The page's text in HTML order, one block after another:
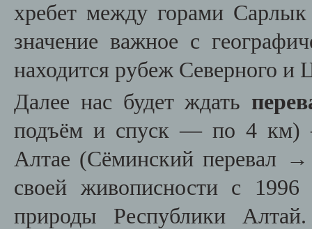
хребет между горами
значение важное с
находится рубеж Северного и
Далее нас будет ждать
подъём и спуск — по 4 км)
Алтае (Сёминский перевал
своей живописности с 1996
природы Республики